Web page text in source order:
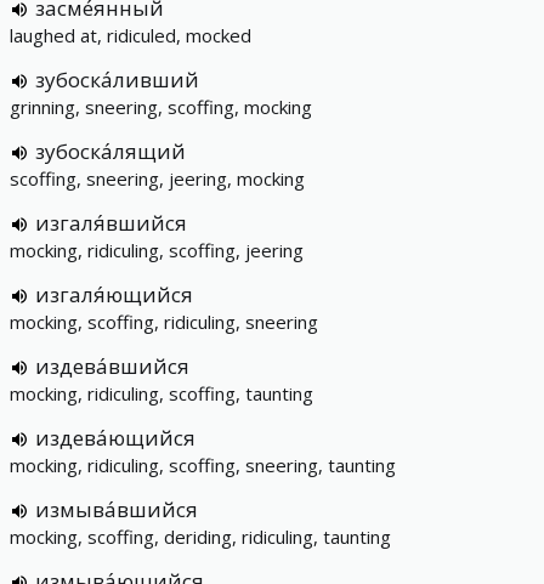
засме́янный
laughed at, ridiculed, mocked
зубоска́ливший
grinning, sneering, scoffing, mocking
зубоска́лящий
scoffing, sneering, jeering, mocking
изгаля́вшийся
mocking, ridiculing, scoffing, jeering
изгаля́ющийся
mocking, scoffing, ridiculing, sneering
издева́вшийся
mocking, ridiculing, scoffing, taunting
издева́ющийся
mocking, ridiculing, scoffing, sneering, taunting
измыва́вшийся
mocking, scoffing, deriding, ridiculing, taunting